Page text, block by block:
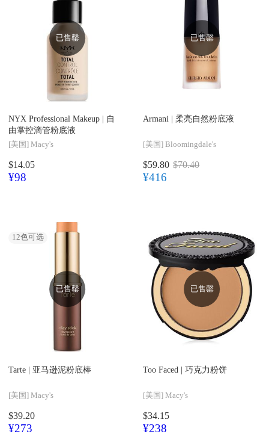
已售罄
NYX Professional Makeup | 自
由掌控滴管粉底液
[美国] Macy's
$14.05
¥98
已售罄
Armani | 柔亮自然粉底液
[美国] Bloomingdale's
$59.80 $70.40
¥416
12色可选
已售罄
Tarte | 亚马逊泥粉底棒
[美国] Macy's
$39.20
¥273
已售罄
Too Faced | 巧克力粉饼
[美国] Macy's
$34.15
¥238